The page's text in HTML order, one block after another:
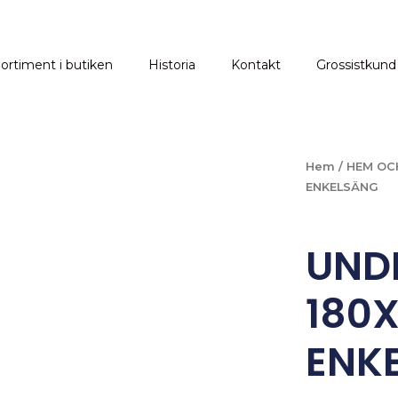
i butiken Historia Kontakt Grossistkund
Hem / HEM
ENKELSÄNG